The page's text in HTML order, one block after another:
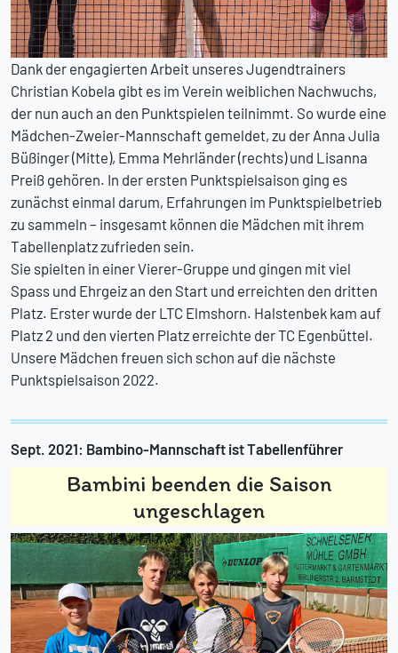
Dank der engagierten Arbeit unseres Jugendtrainers
Christian Kobela gibt es im Verein weiblichen Nachwuchs,
der nun auch an den Punktspielen teilnimmt. So wurde eine
Mädchen-Zweier-Mannschaft gemeldet, zu der Anna Julia
Büßinger (Mitte), Emma Mehrländer (rechts) und Lisanna
Preiß gehören. In der ersten Punktspielsaison ging es
zunächst einmal darum, Erfahrungen im Punktspielbetrieb
zu sammeln – insgesamt können die Mädchen mit ihrem
Tabellenplatz zufrieden sein.
Sie spielten in einer Vierer-Gruppe und gingen mit viel
Spass und Ehrgeiz an den Start und erreichten den dritten
Platz. Erster wurde der LTC Elmshorn. Halstenbek kam auf
Platz 2 und den vierten Platz erreichte der TC Egenbüttel.
Unsere Mädchen freuen sich schon auf die nächste
Punktspielsaison 2022.
Sept. 2021: Bambino-Mannschaft ist Tabellenführer
Bambini beenden die Saison
ungeschlagen